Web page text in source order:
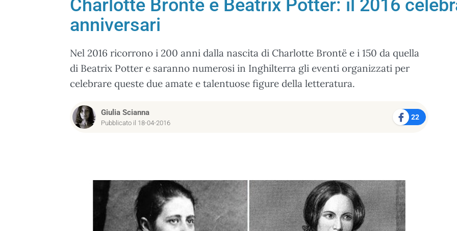
Charlotte Brontë e Beatrix Potter: il 2016
anniversari
Nel 2016 ricorrono i 200 anni dalla nascita di Charlotte Brontë e i 150 da quella
di Beatrix Potter e saranno numerosi in Inghilterra gli eventi organizzati per
celebrare queste due amate e talentuose figure della letteratura.
Giulia Scianna
Pubblicato il 18-04-2016
22